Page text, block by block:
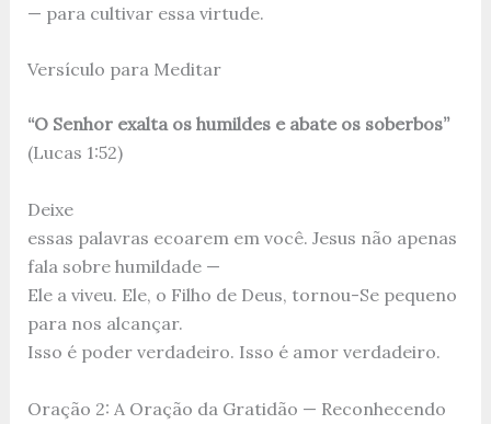
— para cultivar essa virtude.
Versículo para Meditar
“O Senhor exalta os humildes e abate os soberbos”
(Lucas 1:52)
Deixe
essas palavras ecoarem em você. Jesus não apenas
fala sobre humildade —
Ele a viveu. Ele, o Filho de Deus, tornou-Se pequeno
para nos alcançar.
Isso é poder verdadeiro. Isso é amor verdadeiro.
Oração 2: A Oração da Gratidão — Reconhecendo